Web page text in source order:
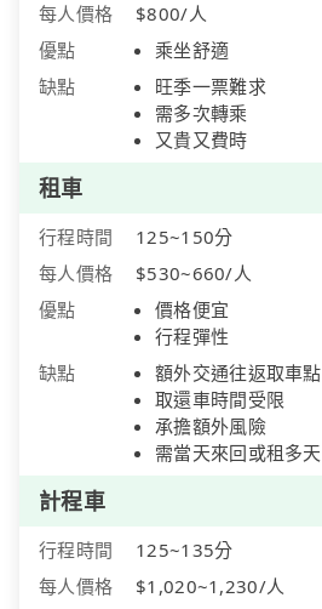
每人價格
$800/人
優點
乘坐舒適
缺點
旺季一票難求
需多次轉乘
又貴又費時
租車
行程時間
125~150分
每人價格
$530~660/人
優點
價格便宜
行程彈性
缺點
額外交通往返取車點
取還車時間受限
承擔額外風險
需當天來回或租多天
計程車
行程時間
125~135分
每人價格
$1,020~1,230/人